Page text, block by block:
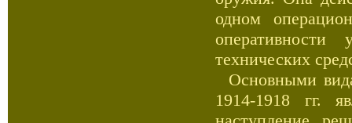
одном
технических
Основными
1914-1918 гг.